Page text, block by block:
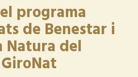
programa
de Benestar i
Natura del